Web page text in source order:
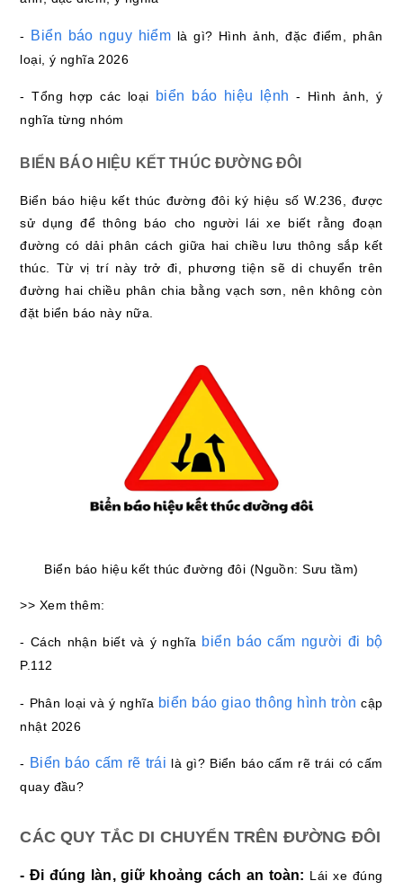
- Biển báo nguy hiểm là gì? Hình ảnh, đặc điểm, phân
loại, ý nghĩa 2026
- Tổng hợp các loại biển báo hiệu lệnh - Hình ảnh, ý
nghĩa từng nhóm
BIỂN BÁO HIỆU KẾT THÚC ĐƯỜNG ĐÔI
Biển báo hiệu kết thúc đường đôi ký hiệu số W.236, được
sử dụng để thông báo cho người lái xe biết rằng đoạn
đường có dải phân cách giữa hai chiều lưu thông sắp kết
thúc. Từ vị trí này trở đi, phương tiện sẽ di chuyển trên
đường hai chiều phân chia bằng vạch sơn, nên không còn
đặt biển báo này nữa.
Biển báo hiệu kết thúc đường đôi (Nguồn: Sưu tầm)
>> Xem thêm:
- Cách nhận biết và ý nghĩa biển báo cấm người đi bộ
P.112
- Phân loại và ý nghĩa biển báo giao thông hình tròn cập
nhật 2026
- Biển báo cấm rẽ trái là gì? Biển báo cấm rẽ trái có cấm
quay đầu?
CÁC QUY TẮC DI CHUYỂN TRÊN ĐƯỜNG ĐÔI
- Đi đúng làn, giữ khoảng cách an toàn: Lái xe đúng